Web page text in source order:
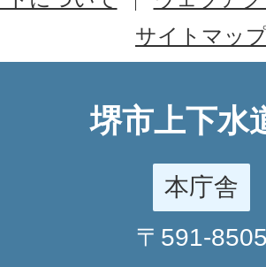
サイトマッ
堺市上下水
本庁舎
〒591-